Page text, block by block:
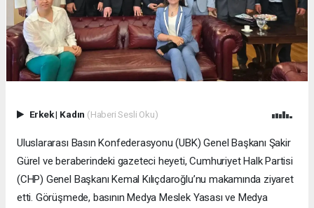
Erkek| Kadın (Haberi Sesli Oku)
Uluslararası Basın Konfederasyonu (UBK) Genel Başkanı Şakir
Gürel ve beraberindeki gazeteci heyeti, Cumhuriyet Halk Partisi
(CHP) Genel Başkanı Kemal Kılıçdaroğlu’nu makamında ziyaret
etti. Görüşmede, basının Medya Meslek Yasası ve Medya